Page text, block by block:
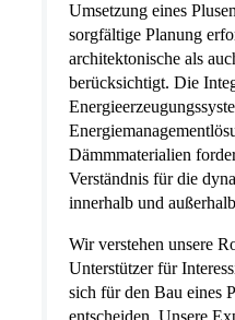
Umsetzung eines
sorgfältige Planung
architektonische als
berücksichtigt. Die
Dämmmaterialien
Verständnis für die
innerhalb und
Wir verstehen unsere
Unterstützer für
sich für den Bau eines